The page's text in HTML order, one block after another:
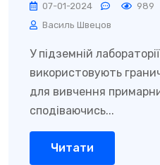
07-01-2024 989
Василь Швецов
У підземній
використовують
для вивчення
сподіваючись...
Читати